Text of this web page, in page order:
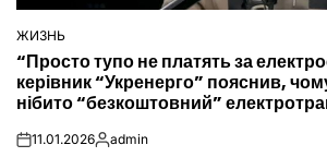
ОПУБЛІКУВАТИ
У
ЖИЗНЬ
“Просто тупо не платять за
керівник “Укренерго” пояснив,
нібито “безкоштовний”
on11.01.2026Опубліковано
admin